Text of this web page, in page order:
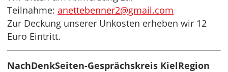
Teilnahme: anettebenner2@gmail.com
Zur Deckung unserer Unkosten erheben wir 12
Euro Eintritt.
NachDenkSeiten-Gesprächskreis KielRegion